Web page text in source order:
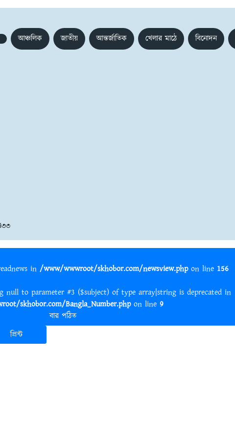
আঞ্চলিক জাতীয় আন্তর্জাতিক খেলার মাঠে বিনোদন
in /www/wwwroot/skhobor.com/newsview.phpon line 156
null to parameter #3 ($subject) of type array|string is deprecated in
skhobor.com/Bangla_Number.phpon line 9
বার পঠিত
প্রিন্ট